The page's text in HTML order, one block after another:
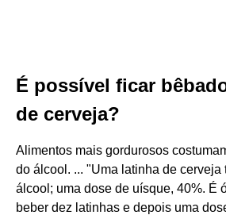
É possível ficar
de cerveja?
Alimentos mais gordurosos
do álcool. ... "Uma latinha de cerveja
álcool; uma dose de uísque, 40%. É
beber dez latinhas e depois uma